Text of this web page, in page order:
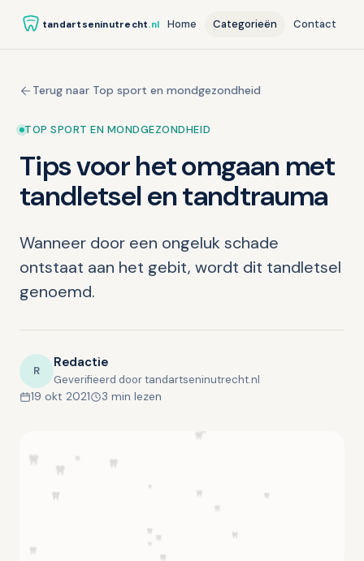
tandartseninutrecht.nl Home Categorieën Contact
Terug naar Top sport en mondgezondheid
TOP SPORT EN MONDGEZONDHEID
Tips voor het omgaan met
tandletsel en tandtrauma
Wanneer door een ongeluk schade
ontstaat aan het gebit, wordt dit tandletsel
genoemd.
R Redactie
Geverifieerd door tandartseninutrecht.nl
19 okt 2021 3 min lezen